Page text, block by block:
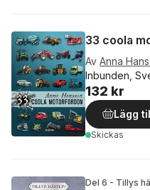
33 coola
Av Anna
Inbunden,
132 kr
Lägg
Skickas
Del 6 - Tillys